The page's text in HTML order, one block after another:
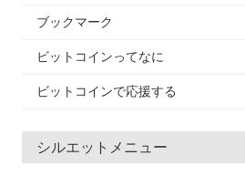
ブックマーク
ビットコインってなに
ビットコインで応援する
シルエットメニュー